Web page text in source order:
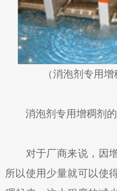
（消泡剂专用
消泡剂专用增稠剂的
对于厂商来说，因增
所以使用少量就可以使